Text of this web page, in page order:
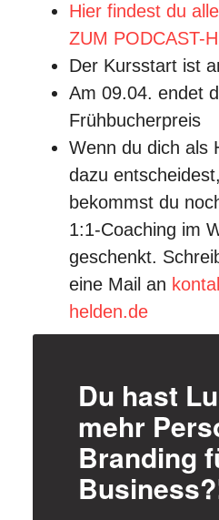
Hier findest du
ZUM PODCAST-
Der Kursstart ist
Am 09.04. endet
Frühbucherpreis
Wenn du dich als
dazu
bekommst du
1:1-Coaching im
geschenkt.
eine Mail an
helden.de
Du hast
mehr
Branding